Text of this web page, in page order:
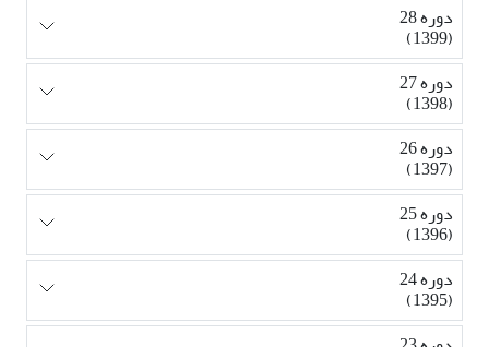
دوره 28
(1399)
دوره 27
(1398)
دوره 26
(1397)
دوره 25
(1396)
دوره 24
(1395)